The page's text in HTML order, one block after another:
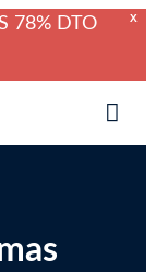
X
78% DTO